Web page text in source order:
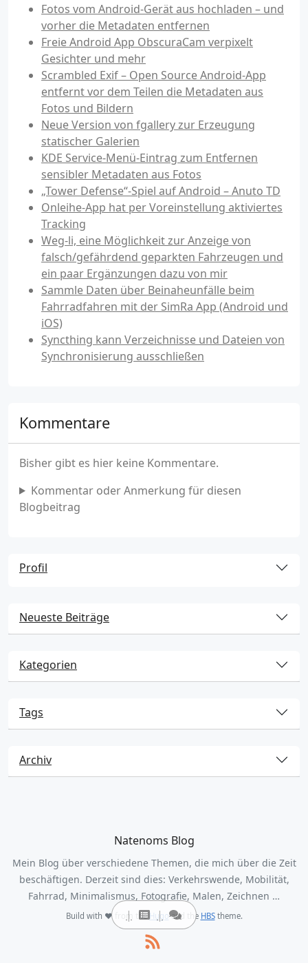
Fotos vom Android-Gerät aus hochladen – und
vorher die Metadaten entfernen
Freie Android App ObscuraCam verpixelt
Gesichter und mehr
Scrambled Exif – Open Source Android-App
entfernt vor dem Teilen die Metadaten aus
Fotos und Bildern
Neue Version von fgallery zur Erzeugung
statischer Galerien
KDE Service-Menü-Eintrag zum Entfernen
sensibler Metadaten aus Fotos
„Tower Defense“-Spiel auf Android – Anuto TD
Onleihe-App hat per Voreinstellung aktiviertes
Tracking
Weg-li, eine Möglichkeit zur Anzeige von
falsch/gefährdend geparkten Fahrzeugen und
ein paar Ergänzungen dazu von mir
Sammle Daten über Beinaheunfälle beim
Fahrradfahren mit der SimRa App (Android und
iOS)
Syncthing kann Verzeichnisse und Dateien von
Synchronisierung ausschließen
Kommentare
Bisher gibt es hier keine Kommentare.
Kommentar oder Anmerkung für diesen
Blogbeitrag
Profil
Neueste Beiträge
Kategorien
Tags
Archiv
Natenoms Blog
Mein Blog über verschiedene Themen, die mich über die Zeit
beschäftigen. Derzeit sind dies: Verkehrswende, Mobilität,
Fahrrad, Minimalismus, Fotografie, Malen, Zeichnen …
Build with ❤️ from the Hugoand the HBStheme.